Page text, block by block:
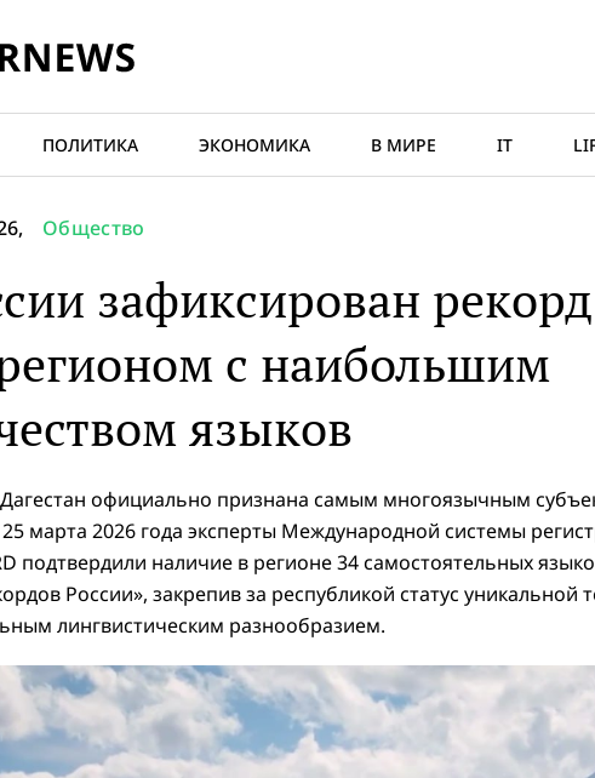
ПОЛИТИКА ЭКОНОМИКА В МИРЕ IT
Общество
зафиксирован
с наибольшим
языков
официально признана самым многоязычным
марта 2026 года эксперты Международной системы
подтвердили наличие в регионе 34 самостоятельных
России», закрепив за республикой статус уникальной
лингвистическим разнообразием.